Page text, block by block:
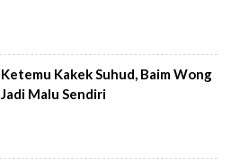
Ketemu Kakek Suhud, Baim Wong
Jadi Malu Sendiri